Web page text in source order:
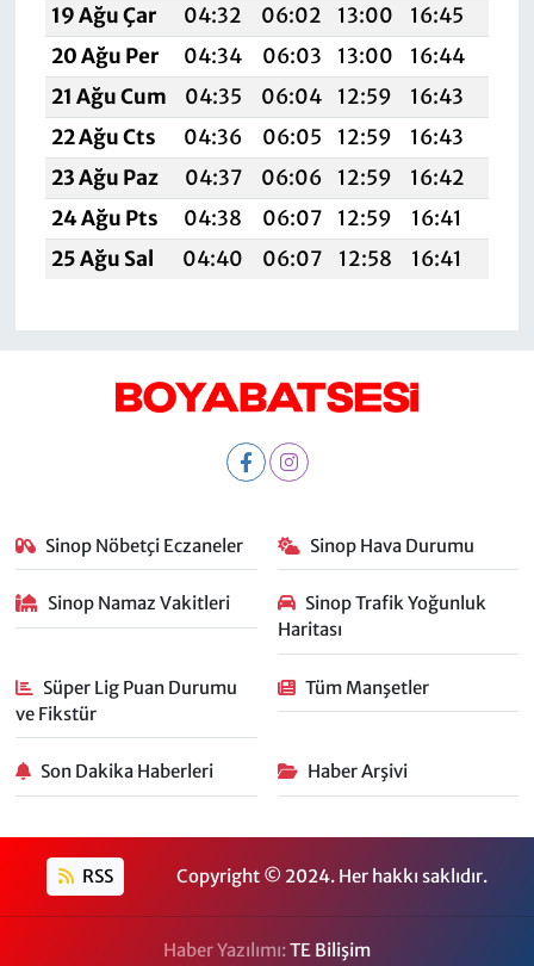
19 Ağu Çar
04:32 06:02 13:00 16:45
20 Ağu Per
04:34 06:03 13:00 16:44
21 Ağu Cum
04:35 06:04 12:59 16:43
22 Ağu Cts
04:36 06:05 12:59 16:43
23 Ağu Paz
04:37 06:06 12:59 16:42
24 Ağu Pts
04:38 06:07 12:59 16:41
25 Ağu Sal
04:40 06:07 12:58 16:41
Sinop Nöbetçi Eczaneler Sinop Hava Durumu
Sinop Namaz Vakitleri
Sinop Trafik Yoğunluk
Haritası
Süper Lig Puan Durumu
ve Fikstür
Tüm Manşetler
Son Dakika Haberleri Haber Arşivi
RSS Copyright © 2024. Her hakkı saklıdır.
Haber Yazılımı:TE Bilişim